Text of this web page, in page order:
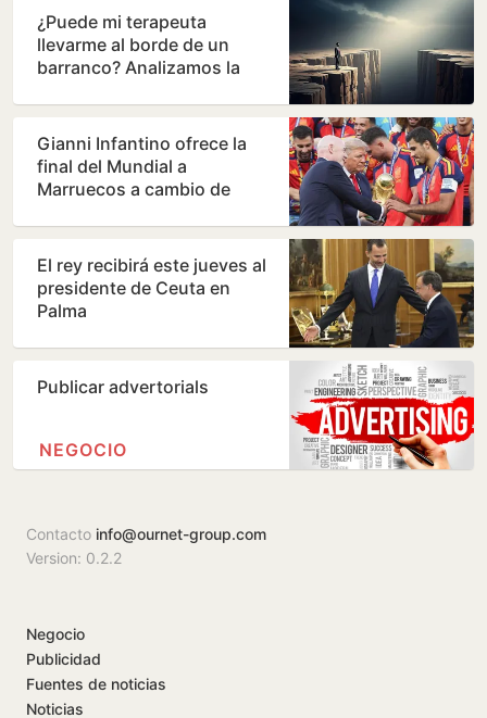
¿Puede mi terapeuta
llevarme al borde de un
barranco? Analizamos la
Gianni Infantino ofrece la
final del Mundial a
Marruecos a cambio de
…
El rey recibirá este jueves al
presidente de Ceuta en
Palma
Publicar advertorials
NEGOCIO
Contacto info@ournet-group.com
Version: 0.2.2
Negocio
Publicidad
Fuentes de noticias
Noticias